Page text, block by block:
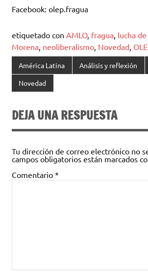
Facebook: olep.fragua
etiquetado con AMLO, fragua, lucha
Morena, neoliberalismo, Novedad,
América Latina Análisis y reflexión
Novedad
DEJA UNA RESPUESTA
Tu dirección de correo electrónico no
campos obligatorios están marcados
Comentario *